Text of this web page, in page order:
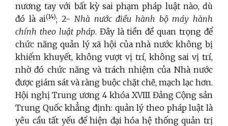
nương tay với bất kỳ sai phạm pháp luật nào, dù
đó là ai(14); 2- Nhà nước điều hành bộ máy hành
chính theo luật pháp. Đây là tiền đề quan trọng để
chức năng quản lý xã hội của nhà nước không bị
khiếm khuyết, không vượt vị trí, không sai vị trí,
nhờ đó chức năng và trách nhiệm của Nhà nước
được giám sát và ràng buộc chặt chẽ, mạch lạc hơn.
Hội nghị Trung ương 4 khóa XVIII Đảng Cộng sản
Trung Quốc khẳng định: quản lý theo pháp luật là
yêu cầu tất yếu để hiện đại hóa hệ thống quản trị